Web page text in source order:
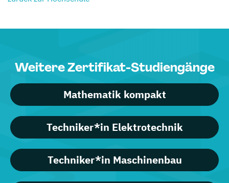
Weitere Zertifikat-Studiengänge
Mathematik kompakt
Techniker*in Elektrotechnik
Techniker*in Maschinenbau